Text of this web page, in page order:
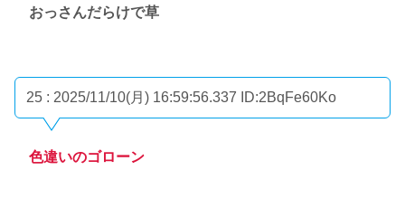
おっさんだらけで草
25 : 2025/11/10(月) 16:59:56.337 ID:2BqFe60Ko
色違いのゴローン